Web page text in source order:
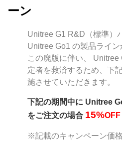
ーン
Unitree G1 R&D（標準）
Unitree Go1 の製品ライン
この廃版に伴い、
定者を救済するため、下
施させていただきます。
下記の期間中に Unitree
をご注文の場合 15%OFF
※記載のキャンペーン価